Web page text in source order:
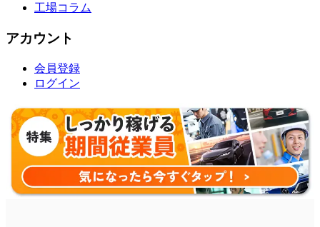
工場コラム
アカウント
会員登録
ログイン